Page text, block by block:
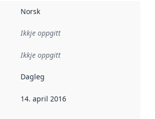
Norsk
:
Ikkje oppgitt
Ikkje oppgitt
:
Dagleg
Denne datoen seier når dataa i dette
14. april 2016